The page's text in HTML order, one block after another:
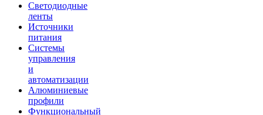
Светодиодные
ленты
Источники
питания
Системы
управления
и
автоматизации
Алюминиевые
профили
Функциональный